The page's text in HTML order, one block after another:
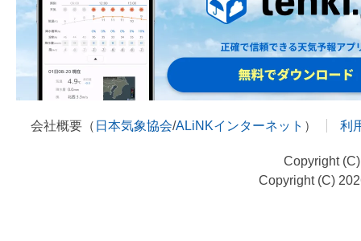
会社概要（ 日本気象協会/ALiNKインターネット ） 利
Copyright
Copyright (C)